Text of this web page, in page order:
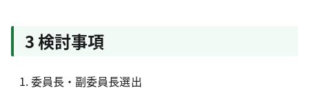
3 検討事項
委員長・副委員長選出